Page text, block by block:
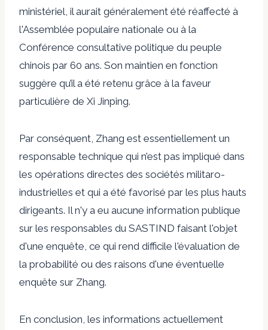
ministériel, il aurait généralement été réaffecté à
l'Assemblée populaire nationale ou à la
Conférence consultative politique du peuple
chinois par 60 ans. Son maintien en fonction
suggère qu’il a été retenu grâce à la faveur
particulière de Xi Jinping.
Par conséquent, Zhang est essentiellement un
responsable technique qui n’est pas impliqué dans
les opérations directes des sociétés militaro-
industrielles et qui a été favorisé par les plus hauts
dirigeants. Il n'y a eu aucune information publique
sur les responsables du SASTIND faisant l'objet
d'une enquête, ce qui rend difficile l'évaluation de
la probabilité ou des raisons d'une éventuelle
enquête sur Zhang.
En conclusion, les informations actuellement